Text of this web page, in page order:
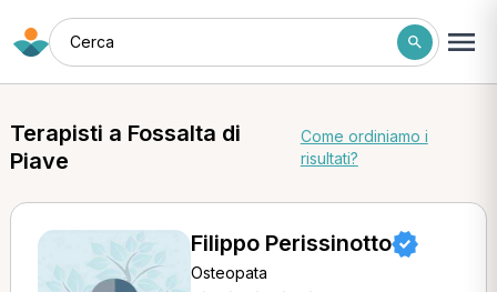
Cerca
Terapisti a Fossalta di
Piave
Come ordiniamo i
risultati?
Filippo Perissinotto
Osteopata